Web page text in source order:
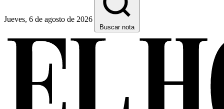
Jueves, 6 de agosto de 2026
Buscar nota